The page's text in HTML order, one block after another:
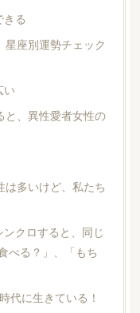
る
座別運勢チェック
い
、異性愛者女性の
多いけど、私たち
クロすると、同じ
べる？」、「もち
代に生きている！